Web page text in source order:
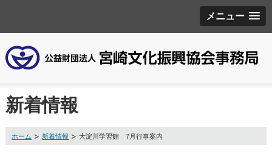
メニュー
新着情報
ホーム 新着情報 大淀川学習館 7月行事案内